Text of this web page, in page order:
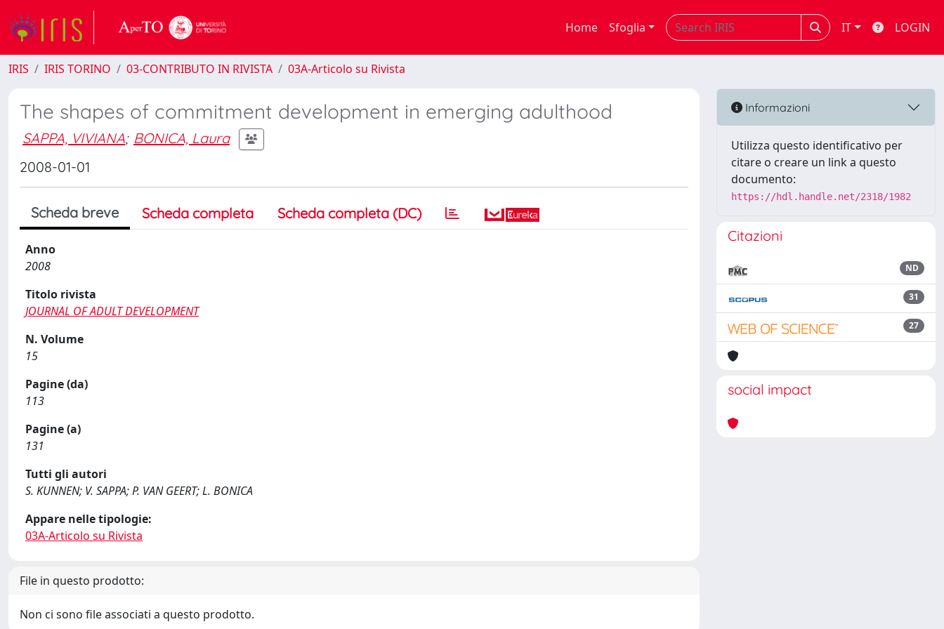
Home Sfoglia IT LOGIN
IRIS IRIS TORINO 03-CONTRIBUTO IN RIVISTA 03A-Articolo su Rivista
The shapes of commitment development in emerging adulthood
SAPPA, VIVIANA; BONICA, Laura
2008-01-01
Scheda breve Scheda completa Scheda completa (DC)
Anno
2008
Titolo rivista
JOURNAL OF ADULT DEVELOPMENT
N. Volume
15
Pagine (da)
113
Pagine (a)
131
Tutti gli autori
S. KUNNEN; V. SAPPA; P. VAN GEERT; L. BONICA
Appare nelle tipologie:
03A-Articolo su Rivista
File in questo prodotto:
Non ci sono file associati a questo prodotto.
Informazioni
Utilizza questo identificativo per
citare o creare un link a questo
documento:
https://hdl.handle.net/2318/1982
Citazioni
ND
31
27
social impact